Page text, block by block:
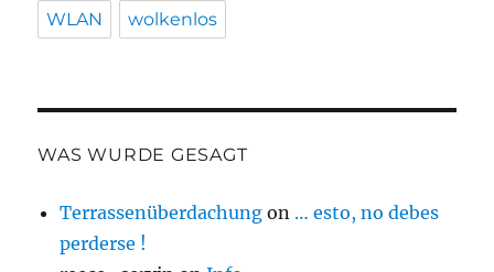
WLAN wolkenlos
WAS WURDE GESAGT
Terrassenüberdachung on … esto, no debes
perderse !